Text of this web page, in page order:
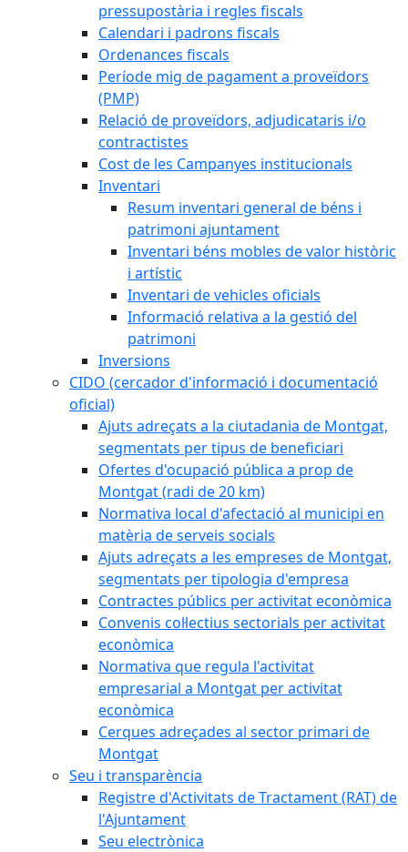
pressupostària i regles fiscals
Calendari i padrons fiscals
Ordenances fiscals
Període mig de pagament a proveïdors
(PMP)
Relació de proveïdors, adjudicataris i/o
contractistes
Cost de les Campanyes institucionals
Inventari
Resum inventari general de béns i
patrimoni ajuntament
Inventari béns mobles de valor històric
i artístic
Inventari de vehicles oficials
Informació relativa a la gestió del
patrimoni
Inversions
CIDO (cercador d'informació i documentació
oficial)
Ajuts adreçats a la ciutadania de Montgat,
segmentats per tipus de beneficiari
Ofertes d'ocupació pública a prop de
Montgat (radi de 20 km)
Normativa local d'afectació al municipi en
matèria de serveis socials
Ajuts adreçats a les empreses de Montgat,
segmentats per tipologia d'empresa
Contractes públics per activitat econòmica
Convenis col·lectius sectorials per activitat
econòmica
Normativa que regula l'activitat
empresarial a Montgat per activitat
econòmica
Cerques adreçades al sector primari de
Montgat
Seu i transparència
Registre d'Activitats de Tractament (RAT) de
l'Ajuntament
Seu electrònica